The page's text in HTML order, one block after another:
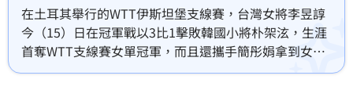
在土耳其舉行的WTT伊斯坦堡支線賽，台灣女將李昱諄
今（15）日在冠軍戰以3比1擊敗韓國小將朴架泫，生涯
首奪WTT支線賽女單冠軍，而且還攜手簡彤娟拿到女雙
亞軍。